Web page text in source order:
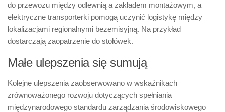
do przewozu między odlewnią a zakładem montażowym, a
elektryczne transporterki pomogą uczynić logistykę między
lokalizacjami regionalnymi bezemisyjną. Na przykład
dostarczają zaopatrzenie do stołówek.
Małe ulepszenia się sumują
Kolejne ulepszenia zaobserwowano w wskaźnikach
zrównoważonego rozwoju dotyczących spełniania
międzynarodowego standardu zarządzania środowiskowego